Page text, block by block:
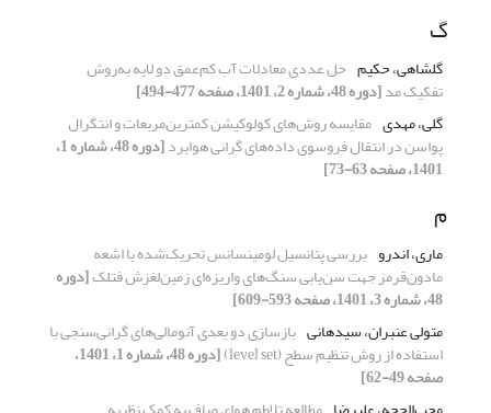
گ
گلشاهی، حکیم حل عددی معادلات آب کم‌عمق دو لایه به‌روش
تفکیک مد[دوره 48، شماره 2، 1401، صفحه 477-494]
گلی، مهدی مقایسه روش‌های کولوکیشن کمترین‌مربعات و انتگرال
پواسن در انتقال فروسوی داده‌‌های گرانی هوابرد [دوره 48، شماره 1،
1401، صفحه 63-73]
م
ماری، اندرو بررسی پتانسیل لومینسانس تحریک‌شده با اشعه
مادون‌قرمز جهت سن‌یابی سنگ‌های واریزه‌ای زمین‌لغزش فتلک[دوره
48، شماره 3، 1401، صفحه 593-609]
متولی عنبران، سیدهانی بازسازی دو بعدی آنومالی‌‌های گرانی‌‌سنجی با
استفاده از روش تنظیم سطح (level set) [دوره 48، شماره 1، 1401،
صفحه 49-62]